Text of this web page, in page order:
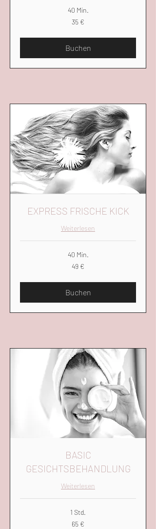
40 Min.
35 €
Buchen
EXPRESS FRISCHE KICK
Weiterlesen
40 Min.
49 €
Buchen
BASIC
GESICHTSBEHANDLUNG
Weiterlesen
1 Std.
65 €